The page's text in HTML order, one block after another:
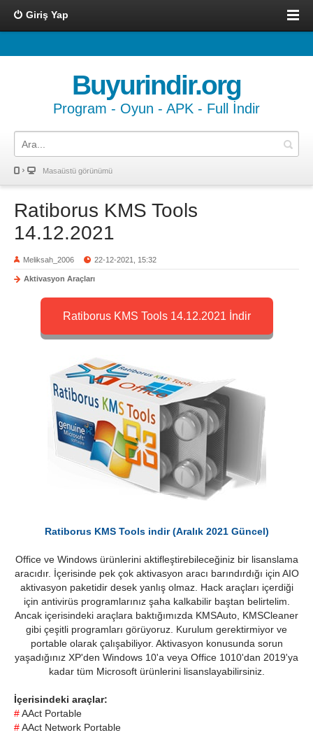
Giriş Yap
Buyurindir.org
Program - Oyun - APK - Full İndir
Masaüstü görünümü
Ratiborus KMS Tools
14.12.2021
Meliksah_2006 22-12-2021, 15:32
Aktivasyon Araçları
Ratiborus KMS Tools 14.12.2021 İndir
Ratiborus KMS Tools indir (Aralık 2021 Güncel)
Office ve Windows ürünlerini aktifleştirebileceğiniz bir lisanslama
aracıdır. İçerisinde pek çok aktivasyon aracı barındırdığı için AIO
aktivasyon paketidir desek yanlış olmaz. Hack araçları içerdiği
için antivirüs programlarınız şaha kalkabilir baştan belirtelim.
Ancak içerisindeki araçlara baktığımızda KMSAuto, KMSCleaner
gibi çeşitli programları görüyoruz. Kurulum gerektirmiyor ve
portable olarak çalışabiliyor. Aktivasyon konusunda sorun
yaşadığınız XP'den Windows 10'a veya Office 1010'dan 2019'ya
kadar tüm Microsoft ürünlerini lisanslayabilirsiniz.
İçerisindeki araçlar:
#AAct Portable
#AAct Network Portable